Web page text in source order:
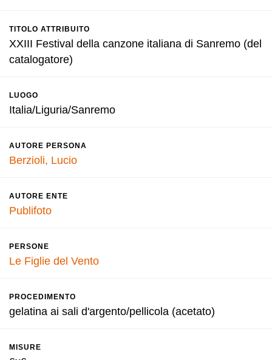
TITOLO ATTRIBUITO
XXIII Festival della canzone italiana di Sanremo (del
catalogatore)
LUOGO
Italia/Liguria/Sanremo
AUTORE PERSONA
Berzioli, Lucio
AUTORE ENTE
Publifoto
PERSONE
Le Figlie del Vento
PROCEDIMENTO
gelatina ai sali d'argento/pellicola (acetato)
MISURE